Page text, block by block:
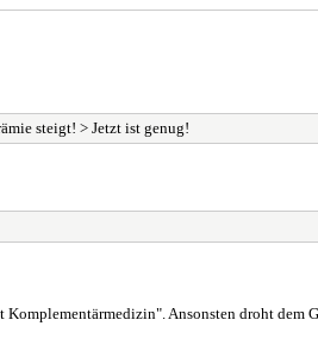
steigt! > Jetzt ist genug!
Ansonsten droht dem